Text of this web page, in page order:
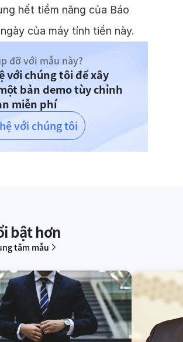
hết tiềm năng của Báo
của máy tính tiền này.
với chúng tôi
đỡ với mẫu này?
với chúng tôi để xây
bản demo tùy chỉnh
miễn phí
bật hơn
tâm mẫu